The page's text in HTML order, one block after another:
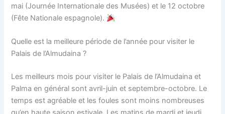
mai (Journée Internationale des Musées) et le 12 octobre
(Fête Nationale espagnole).
Quelle est la meilleure période de l’année pour visiter le
Palais de l’Almudaina ?
Les meilleurs mois pour visiter le Palais de l’Almudaina et
Palma en général sont avril-juin et septembre-octobre. Le
temps est agréable et les foules sont moins nombreuses